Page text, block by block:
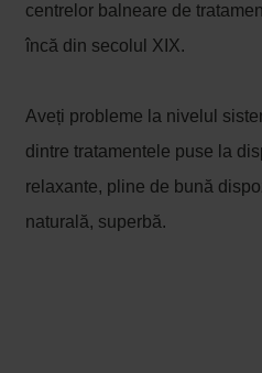
centrelor balneare de
încă din secolul XIX.
Aveți probleme la nivelul
dintre tratamentele puse la
relaxante, pline de bună
naturală, superbă.